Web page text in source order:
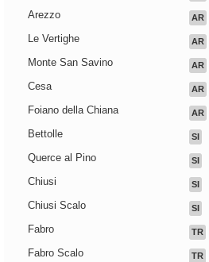
Arezzo AR
Le Vertighe AR
Monte San Savino AR
Cesa AR
Foiano della Chiana AR
Bettolle SI
Querce al Pino SI
Chiusi SI
Chiusi Scalo SI
Fabro TR
Fabro Scalo TR